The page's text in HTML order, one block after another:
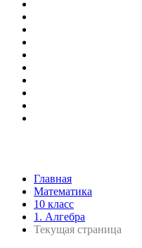
Главная
Математика
10 класс
1. Алгебра
Текущая страница